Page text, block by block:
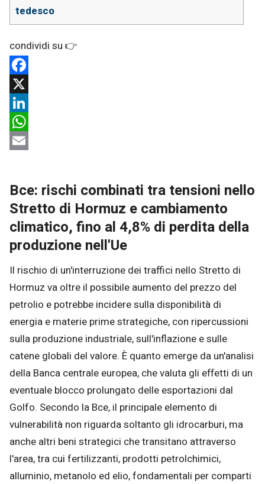
Facebook
X
LinkedIn
WhatsApp
Bce: rischi combinati tra tensioni nello
Stretto di Hormuz e cambiamento
climatico, fino al 4,8% di perdita della
produzione nell'Ue
Il rischio di un'interruzione dei traffici nello Stretto di
Hormuz va oltre il possibile aumento del prezzo del
petrolio e potrebbe incidere sulla disponibilità di
energia e materie prime strategiche, con ripercussioni
sulla produzione industriale, sull'inflazione e sulle
catene globali del valore. È quanto emerge da un'analisi
della Banca centrale europea, che valuta gli effetti di un
eventuale blocco prolungato delle esportazioni dal
Golfo. Secondo la Bce, il principale elemento di
vulnerabilità non riguarda soltanto gli idrocarburi, ma
anche altri beni strategici che transitano attraverso
l'area, tra cui fertilizzanti, prodotti petrolchimici,
alluminio, metanolo ed elio, fondamentali per comparti
tedesco